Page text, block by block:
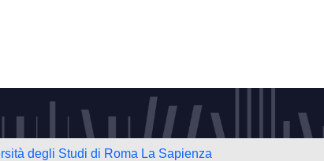
degli Studi di Roma La Sapienza